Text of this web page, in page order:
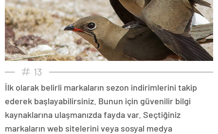
13
İlk olarak belirli markaların sezon indirimlerini takip
ederek başlayabilirsiniz. Bunun için güvenilir bilgi
kaynaklarına ulaşmanızda fayda var. Seçtiğiniz
markaların web sitelerini veya sosyal medya